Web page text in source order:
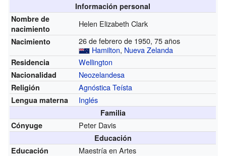
Información personal
Nombre de
nacimiento
Helen Elizabeth Clark
Nacimiento
26 de febrero de 1950, 75 años
Hamilton, Nueva Zelanda
Residencia Wellington
Nacionalidad Neozelandesa
Religión Agnóstica Teísta
Lengua materna Inglés
Familia
Cónyuge
Peter Davis
Educación
Educación
Maestría en Artes